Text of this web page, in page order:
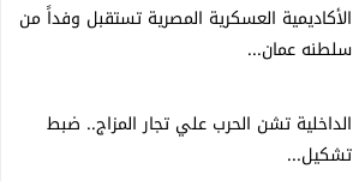
الأكاديمية العسكرية المصرية تستقبل وفداً من
سلطنه عمان...
الداخلية تشن الحرب علي تجار المزاج.. ضبط
تشكيل...